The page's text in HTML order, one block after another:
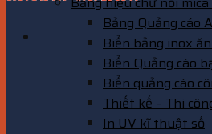
Bảng Quảng cáo
Biển bảng inox
Biển Quảng cáo
Biển quảng cáo
Thiết kế – Thi
In UV kĩ thuật số